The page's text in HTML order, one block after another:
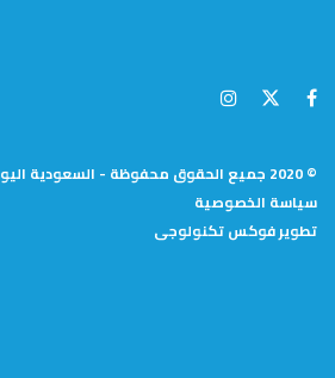
© 2020 جميع الحقوق محفوظة - السعودية اليوم.
سياسة الخصوصية
تطويرفوكس تكنولوجى